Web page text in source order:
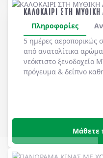
ΚΑΛΟΚΑΙΡΙ ΣΤΗ
Πληροφορίες
5 ημέρες αεροπορικώς
από ανατολίτικα
νεόκτιστο ξενοδοχείο
πρόγευμα & δείπνο
Μάθετε